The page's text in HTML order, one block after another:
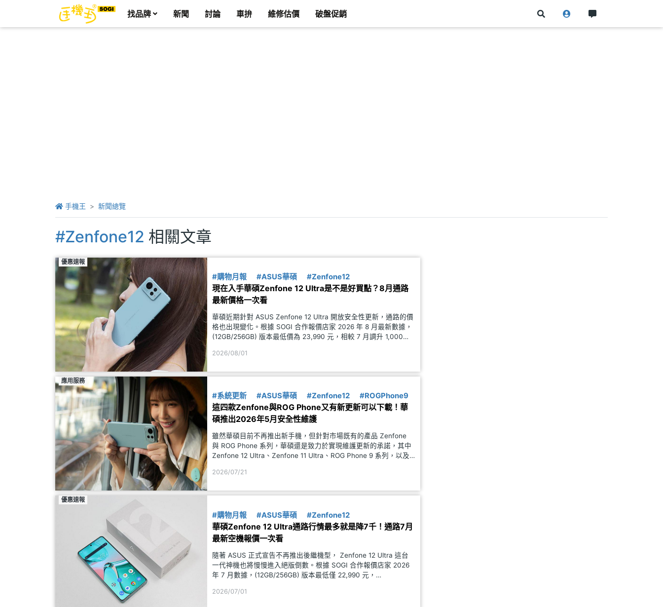
找品牌 新聞 討論 車拚 維修估價 破盤促銷
手機王 新聞總覽
#Zenfone12 相關文章
優惠速報
#購物月報 #ASUS華碩 #Zenfone12
現在入手華碩Zenfone 12 Ultra是不是好買點？8月通路
最新價格一次看
華碩近期針對 ASUS Zenfone 12 Ultra 開放安全性更新，通路的價
格也出現變化。根據 SOGI 合作報價店家 2026 年 8 月最新數據，
(12GB/256GB) 版本最低價為 23,990 元，相較 7 月調升 1,000
2026/08/01
應用服務
#系統更新 #ASUS華碩 #Zenfone12 #ROGPhone9
這四款Zenfone與ROG Phone又有新更新可以下載！華
碩推出2026年5月安全性維護
雖然華碩目前不再推出新手機，但針對市場既有的產品 Zenfone
與 ROG Phone 系列，華碩還是致力於實現維護更新的承諾，其中
Zenfone 12 Ultra、Zenfone 11 Ultra、ROG Phone 9 系列，以及
2026/07/21
優惠速報
#購物月報 #ASUS華碩 #Zenfone12
華碩Zenfone 12 Ultra通路行情最多就是降7千！通路7月
最新空機報價一次看
隨著 ASUS 正式宣告不再推出後繼機型， Zenfone 12 Ultra 這台
一代神機也將慢慢進入絕版倒數。根據 SOGI 合作報價店家 2026
年 7 月數據，(12GB/256GB) 版本最低僅 22,990 元，
2026/07/01